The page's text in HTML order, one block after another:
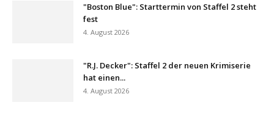
"Boston Blue": Starttermin von Staffel 2 steht
fest
4. August 2026
"R.J. Decker": Staffel 2 der neuen Krimiserie
hat einen...
4. August 2026